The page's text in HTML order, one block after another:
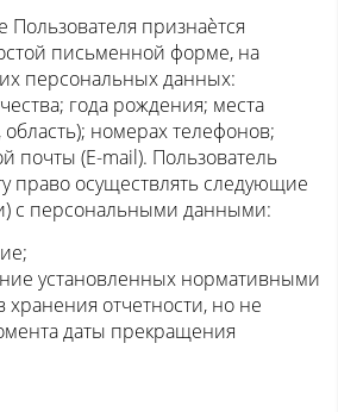
Пользователя признаѐтся
письменной форме, на
персональных данных:
года рождения; места
номерах телефонов;
почты (E-mail). Пользователь
право осуществлять следующие
с персональными данными:
установленных нормативными
хранения отчетности, но не
даты прекращения